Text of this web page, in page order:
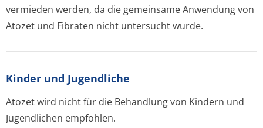
vermieden werden, da die gemeinsame Anwendung von
Atozet und Fibraten nicht untersucht wurde.
Kinder und Jugendliche
Atozet wird nicht für die Behandlung von Kindern und
Jugendlichen empfohlen.